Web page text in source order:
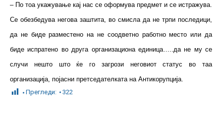
– По тоа укажување кај нас се оформува предмет и се истражува.
Се обезбедува негова заштита, во смисла да не трпи последици,
да не биде разместено на не соодветно работно место или да
биде испратено во друга организациона единица…..да не му се
случи нешто што ќе го загрози неговиот статус во таа
организација, појасни претседателката на Антикорупција.
Прегледи:
322